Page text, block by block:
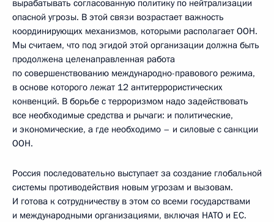
вырабатывать согласованную политику по нейтрализации
опасной угрозы. В этой связи возрастает важность
координирующих механизмов, которыми располагает ООН.
Мы считаем, что под эгидой этой организации должна быть
продолжена целенаправленная работа
по совершенствованию международно-правового режима,
в основе которого лежат 12 антитеррористических
конвенций. В борьбе с терроризмом надо задействовать
все необходимые средства и рычаги: и политические,
и экономические, а где необходимо – и силовые с санкции
ООН.
Россия последовательно выступает за создание глобальной
системы противодействия новым угрозам и вызовам.
И готова к сотрудничеству в этом со всеми государствами
и международными организациями, включая НАТО и ЕС.